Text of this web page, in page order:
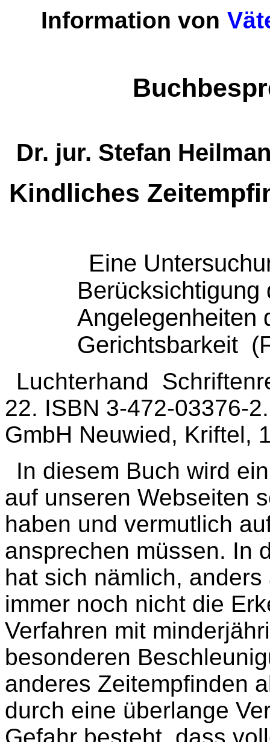
Information von
Dr. jur. Stefan
Kindliches
Eine
Berücksichtigung
Angelegenheiten
Gerichtsbarkeit
Luchterhand
22. ISBN 3-472-03376-
GmbH Neuwied, Kriftel,
In diesem Buch wird
auf unseren Webseiten
haben und vermutlich
ansprechen müssen. In
hat sich nämlich,
immer noch nicht die
Verfahren mit
besonderen
anderes Zeitempfinden
durch eine überlange
Gefahr besteht, dass